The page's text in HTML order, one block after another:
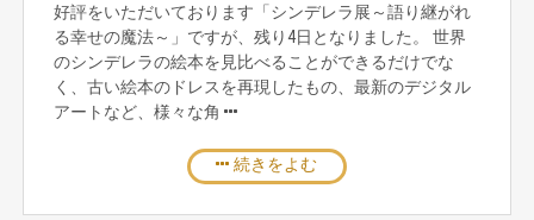
好評をいただいております「シンデレラ展～語り継がれ
る幸せの魔法～」ですが、残り4日となりました。 世界
のシンデレラの絵本を見比べることができるだけでな
く、古い絵本のドレスを再現したもの、最新のデジタル
アートなど、様々な角
続きをよむ